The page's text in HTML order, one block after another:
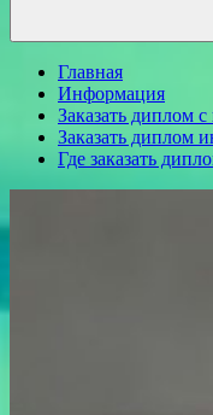
Главная
Информация
Заказать диплом
Заказать диплом
Где заказать